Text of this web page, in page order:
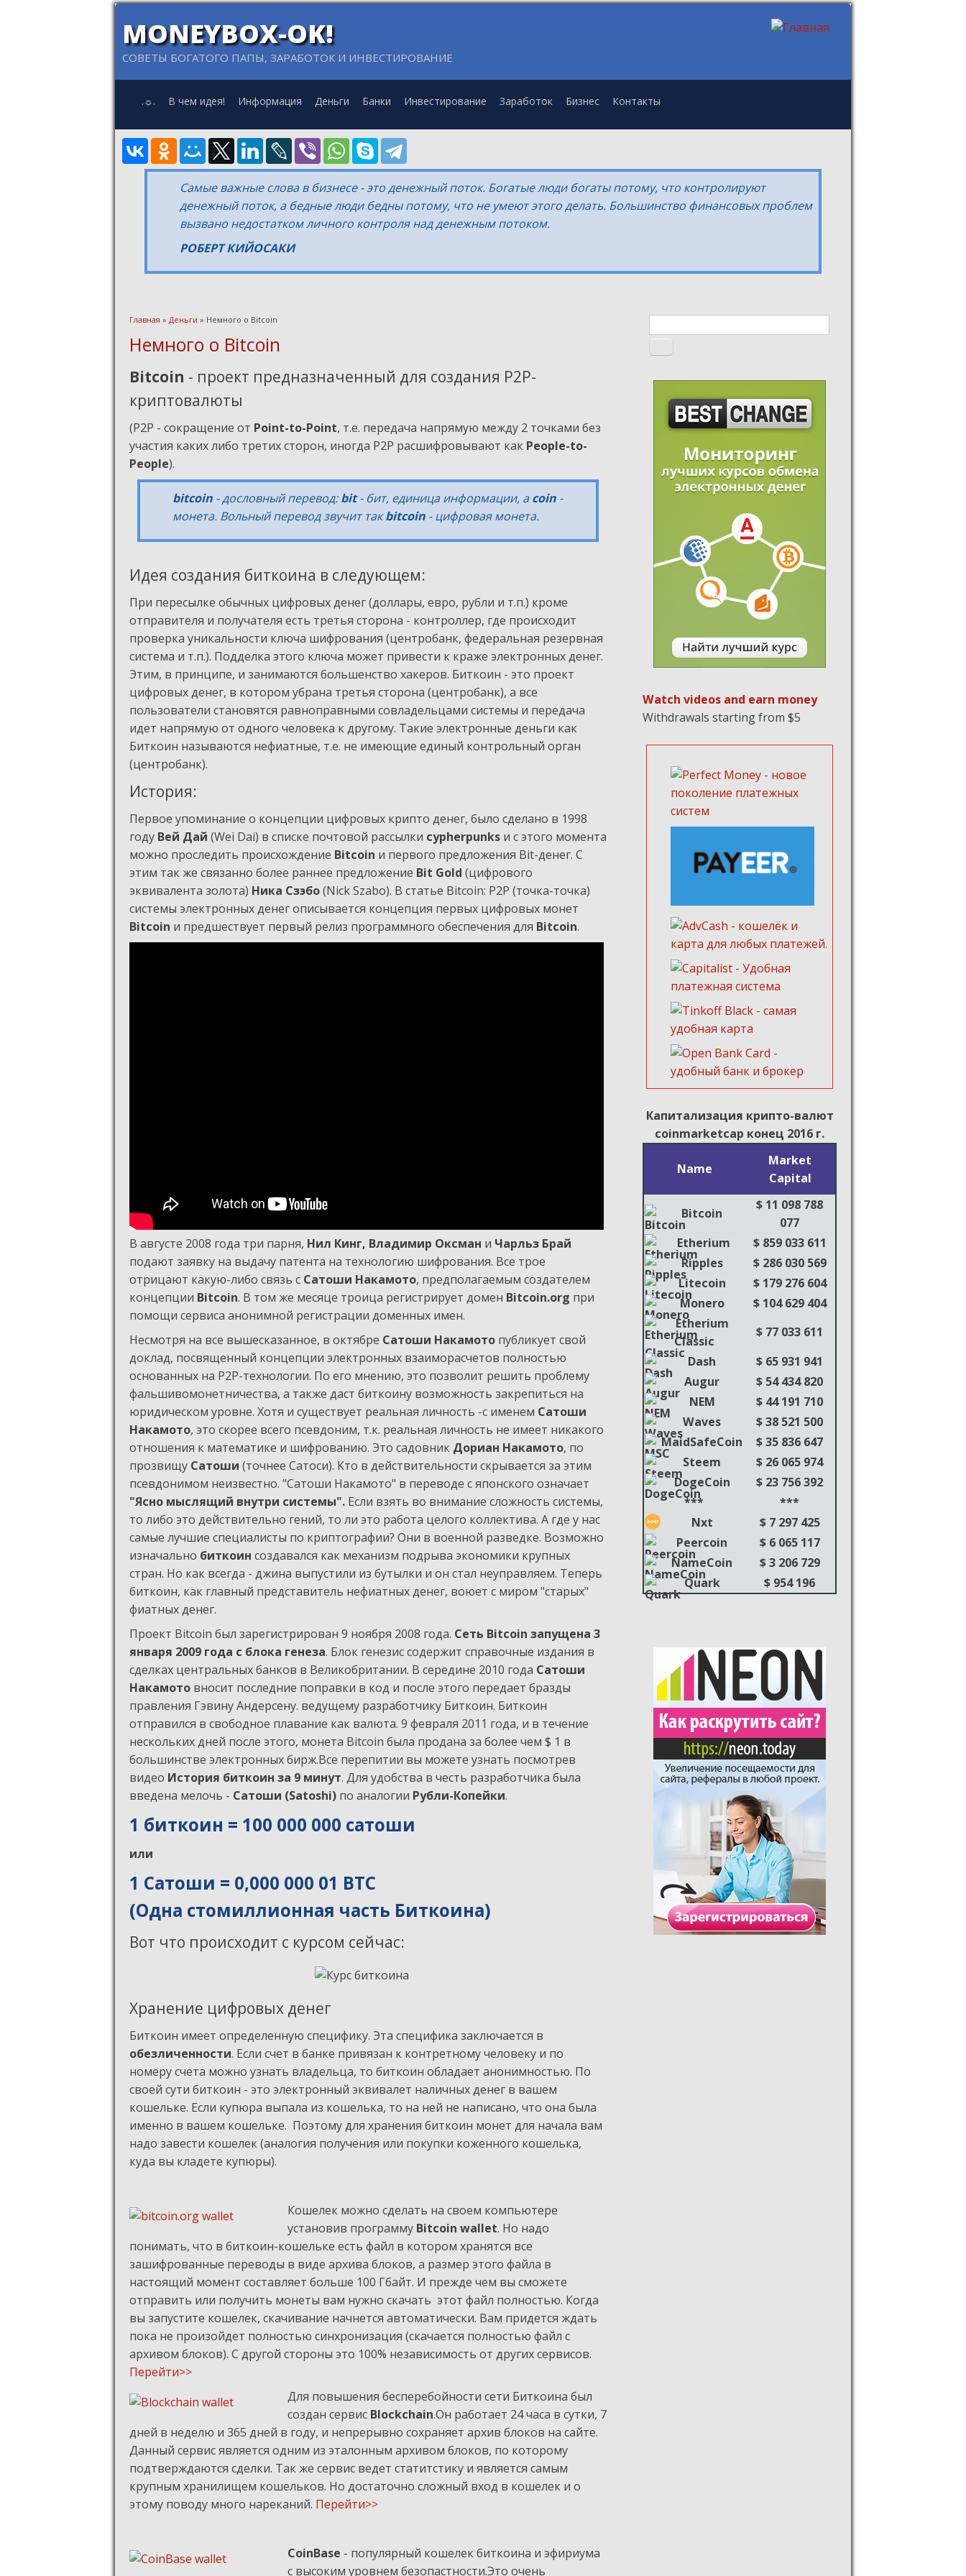
MONEYBOX-OK!
СОВЕТЫ БОГАТОГО ПАПЫ, ЗАРАБОТОК И ИНВЕСТИРОВАНИЕ
.☼. В чем идея! Информация Деньги Банки Инвестирование Заработок Бизнес Контакты
Самые важные слова в бизнесе - это денежный поток. Богатые люди богаты потому, что контролируют
денежный поток, а бедные люди бедны потому, что не умеют этого делать. Большинство финансовых проблем
вызвано недостатком личного контроля над денежным потоком.
РОБЕРТ КИЙОСАКИ
Вы здесь
Главная » Деньги » Немного о Bitcoin
Немного о Bitcoin
Bitcoin - проект предназначенный для создания P2P-
криптовалюты
(Р2Р - сокращение от Point-to-Point, т.е. передача напрямую между 2 точками без
участия каких либо третих сторон, иногда P2P расшифровывают как People-to-
People).
bitcoin- дословный перевод:bit- бит, единица информации, аcoin-
монета. Вольный перевод звучит такbitcoin- цифровая монета.
Идея создания биткоина в следующем:
При пересылке обычных цифровых денег (доллары, евро, рубли и т.п.) кроме
отправителя и получателя есть третья сторона - контроллер, где происходит
проверка уникальности ключа шифрования (центробанк, федеральная резервная
система и т.п.). Подделка этого ключа может привести к краже электронных денег.
Этим, в принципе, и занимаются большенство хакеров. Биткоин - это проект
цифровых денег, в котором убрана третья сторона (центробанк), а все
пользователи становятся равноправными совладельцами системы и передача
идет напрямую от одного человека к другому. Такие электронные деньги как
Биткоин называются нефиатные, т.е. не имеющие единый контрольный орган
(центробанк).
История:
Первое упоминание о концепции цифровых крипто денег, было сделано в 1998
году Вей Дай (Wei Dai) в списке почтовой рассылки cypherpunks и с этого момента
можно проследить происхождение Bitcoin и первого предложения Bit-денег. С
этим так же связанно более раннее предложение Bit Gold (цифрового
эквивалента золота) Ника Сзэбо(Nick Szabo). В статье Bitcoin: P2P (точка-точка)
системы электронных денег описывается концепция первых цифровых монет
Bitcoin и предшествует первый релиз программного обеспечения для Bitcoin.
В августе 2008 года три парня, Нил Кинг, Владимир Оксман и Чарльз Брай
подают заявку на выдачу патента на технологию шифрования. Все трое
отрицают какую-либо связь с Сатоши Накамото, предполагаемым создателем
концепции Bitcoin. В том же месяце троица регистрирует домен Bitcoin.org при
помощи сервиса анонимной регистрации доменных имен.
Несмотря на все вышесказанное, в октябре Сатоши Накамото публикует свой
доклад, посвященный концепции электронных взаиморасчетов полностью
основанных на P2P-технологии. По его мнению, это позволит решить проблему
фальшивомонетничества, а также даст биткоину возможность закрепиться на
юридическом уровне. Хотя и существует реальная личность -с именем Сатоши
Накамото, это скорее всего псевдоним, т.к. реальная личность не имеет никакого
отношения к математике и шифрованию. Это садовник Дориан Накамото, по
прозвищу Сатоши (точнее Сатоси). Кто в действительности скрывается за этим
псевдонимом неизвестно. "Сатоши Накамото" в переводе с японского означает
"Ясно мыслящий внутри системы". Если взять во внимание сложность системы,
то либо это действительно гений, то ли это работа целого коллектива. А где у нас
самые лучшие специалисты по криптографии? Они в военной разведке. Возможно
изначально биткоин создавался как механизм подрыва экономики крупных
стран. Но как всегда - джина выпустили из бутылки и он стал неуправляем. Теперь
биткоин, как главный представитель нефиатных денег, воюет с миром "старых"
фиатных денег.
Проект Bitcoin был зарегистрирован 9 ноября 2008 года. Сеть Bitcoin запущена 3
января 2009 года с блока генеза. Блок генезис содержит справочные издания в
сделках центральных банков в Великобритании. В середине 2010 года Сатоши
Накамото вносит последние поправки в код и после этого передает бразды
правления Гэвину Андерсену. ведущему разработчику Биткоин. Биткоин
отправился в свободное плавание как валюта. 9 февраля 2011 года, и в течение
нескольких дней после этого, монета Bitcoin была продана за более чем $ 1 в
большинстве электронных бирж.Все перепитии вы можете узнать посмотрев
видео История биткоин за 9 минут. Для удобства в честь разработчика была
введена мелочь - Сатоши (Satoshi) по аналогии Рубли-Копейки.
1 биткоин = 100 000 000 сатоши
или
1 Сатоши = 0,000 000 01 BTC
(Одна стомиллионная часть Биткоина)
Вот что происходит с курсом сейчас:
Хранение цифровых денег
Биткоин имеет определенную специфику. Эта специфика заключается в
обезличенности. Если счет в банке привязан к контретному человеку и по
номеру счета можно узнать владельца, то биткоин обладает анонимностью. По
своей сути биткоин - это электронный эквивалет наличных денег в вашем
кошельке. Если купюра выпала из кошелька, то на ней не написано, что она была
именно в вашем кошельке. Поэтому для хранения биткоин монет для начала вам
надо завести кошелек (аналогия получения или покупки коженного кошелька,
куда вы кладете купюры).
Кошелек можно сделать на своем компьютере
установив программу Bitcoin wallet. Но надо
понимать, что в биткоин-кошельке есть файл в котором хранятся все
зашифрованные переводы в виде архива блоков, а размер этого файла в
настоящий момент составляет больше 100 Гбайт. И прежде чем вы сможете
отправить или получить монеты вам нужно скачать этот файл полностью. Когда
вы запустите кошелек, скачивание начнется автоматически. Вам придется ждать
пока не произойдет полностью синхронизация (скачается полностью файл с
архивом блоков). С другой стороны это 100% независимость от других сервисов.
Перейти>>
Для повышения бесперебойности сети Биткоина был
создан сервис Blockchain.Он работает 24 часа в сутки, 7
дней в неделю и 365 дней в году, и непрерывно сохраняет архив блоков на сайте.
Данный сервис является одним из эталонным архивом блоков, по которому
подтверждаются сделки. Так же сервис ведет статитстику и является самым
крупным хранилищем кошельков. Но достаточно сложный вход в кошелек и о
этому поводу много нареканий. Перейти>>
CoinBase - популярный кошелек биткоина и эфириума
с высоким уровнем безопастности.Это очень
Watch videos and earn money
Withdrawals starting from $5
Капитализация крипто-валют
coinmarketcap конец 2016 г.
Name
Market
Capital
Bitcoin
$ 11 098 788
077
Etherium
$ 859 033 611
Ripples
$ 286 030 569
Litecoin
$ 179 276 604
Monero
$ 104 629 404
Etherium
Classic
$ 77 033 611
Dash
$ 65 931 941
Augur
$ 54 434 820
NEM
$ 44 191 710
Waves
$ 38 521 500
MaidSafeCoin
$ 35 836 647
Steem
$ 26 065 974
DogeCoin
$ 23 756 392
***
***
Nxt
$ 7 297 425
Peercoin
$ 6 065 117
NameCoin
$ 3 206 729
Quark
$ 954 196